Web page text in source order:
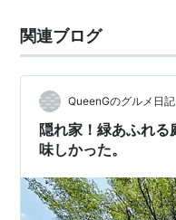
関連ブログ
QueenGのグルメ日記
隠れ家！緑あふれ
味しかった。